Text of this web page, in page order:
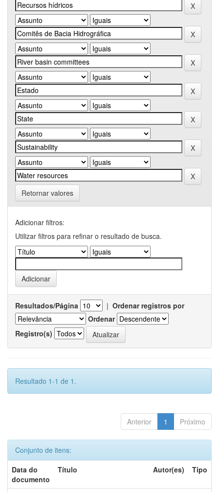
Retornar valores
Adicionar filtros:
Utilizar filtros para refinar o resultado de busca.
Resultados/Página | Ordenar registros por
Ordenar
Registro(s)
Resultado 1-1 de 1.
Anterior 1 Próximo
Conjunto de itens:
Data do
documento
Título Autor(es) Tipo